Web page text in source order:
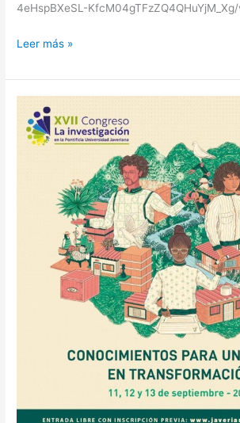
4eHspBXeSL-
Leer más »
Evento:
XVll
Congreso
Investigación
Pontificia
Universidad
Javeriana